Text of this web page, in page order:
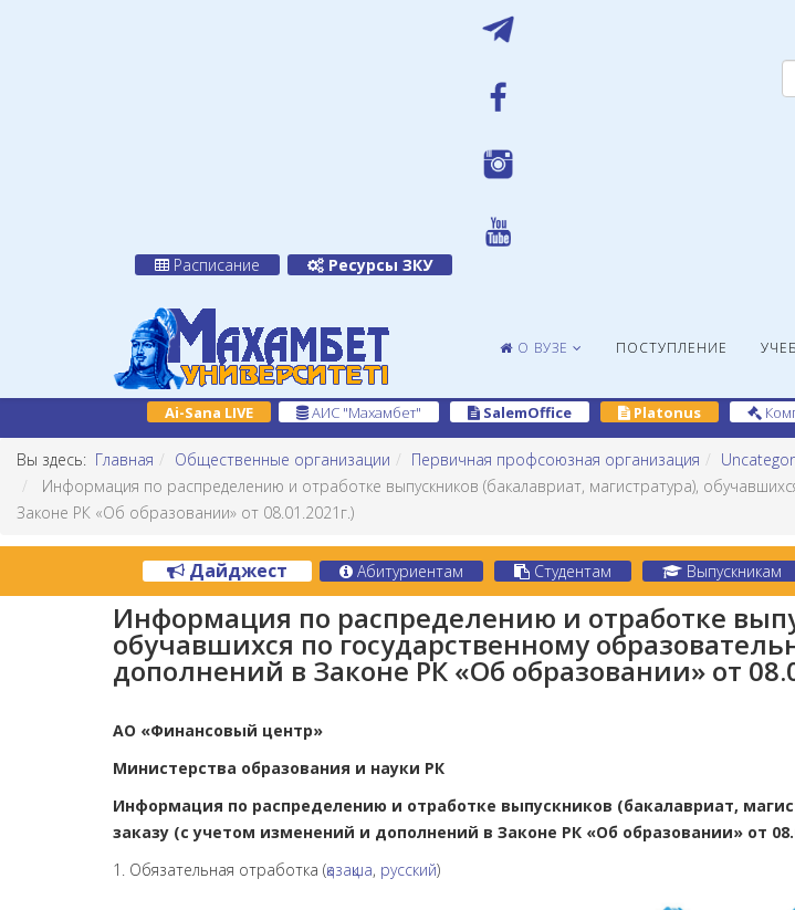
Расписание Ресурсы ЗКУ
О ВУЗЕ ПОСТУПЛЕНИЕ
Ai-Sana LIVE АИС "Махамбет" SalemOffice Platonus
Вы здесь: Главная Общественные организации Первичная профсоюзная организация
Информация по распределению и отработке выпускников (бакалавриат, магистратура),
Законе РК «Об образовании» от 08.01.2021г.)
Дайджест Абитуриентам Студентам Выпускникам
Информация по распределению и отработке
обучавшихся по государственному
дополнений в Законе РК «Об образовании» от
АО «Финансовый центр»
Министерства образования и науки РК
Информация по распределению и отработке выпускников (бакалавриат,
заказу (с учетом изменений и дополнений в Законе РК «Об образовании» от
1. Обязательная отработка (қазақша, русский)